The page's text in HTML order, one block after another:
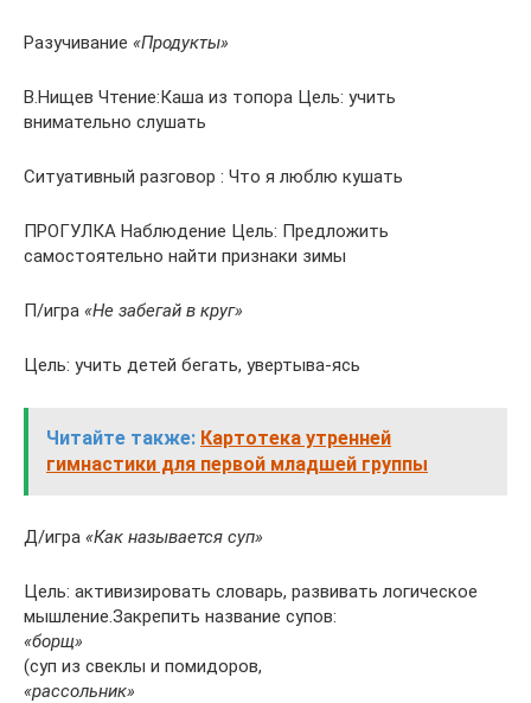
Разучивание «Продукты»
В.Нищев Чтение:Каша из топора Цель: учить
внимательно слушать
Ситуативный разговор : Что я люблю кушать
ПРОГУЛКА Наблюдение Цель: Предложить
самостоятельно найти признаки зимы
П/игра «Не забегай в круг»
Цель: учить детей бегать, увертыва-ясь
Читайте также: Картотека утренней
гимнастики для первой младшей группы
Д/игра «Как называется суп»
Цель: активизировать словарь, развивать логическое
мышление.Закрепить название супов:
«борщ»
(суп из свеклы и помидоров,
«рассольник»